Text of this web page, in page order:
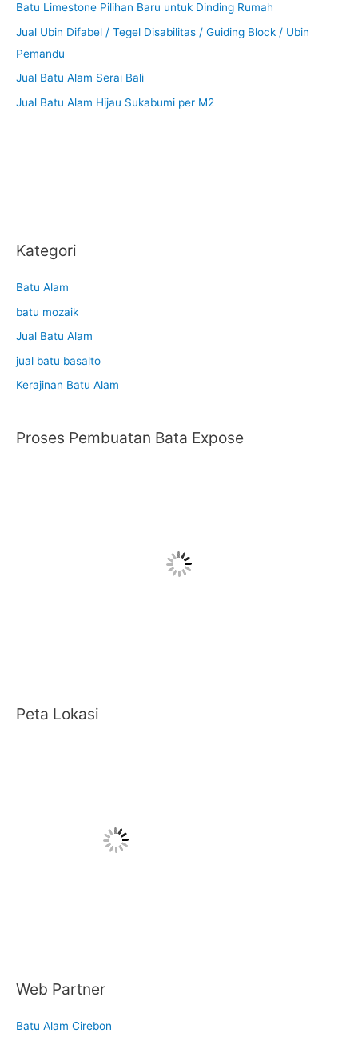
Batu Limestone Pilihan Baru untuk Dinding Rumah
Jual Ubin Difabel / Tegel Disabilitas / Guiding Block / Ubin
Pemandu
Jual Batu Alam Serai Bali
Jual Batu Alam Hijau Sukabumi per M2
Kategori
Batu Alam
batu mozaik
Jual Batu Alam
jual batu basalto
Kerajinan Batu Alam
Proses Pembuatan Bata Expose
Peta Lokasi
Web Partner
Batu Alam Cirebon